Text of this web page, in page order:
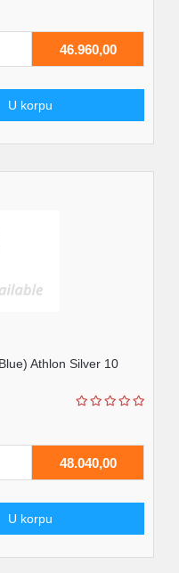
46.960,00
U korpu
Athlon Silver 10
48.040,00
U korpu